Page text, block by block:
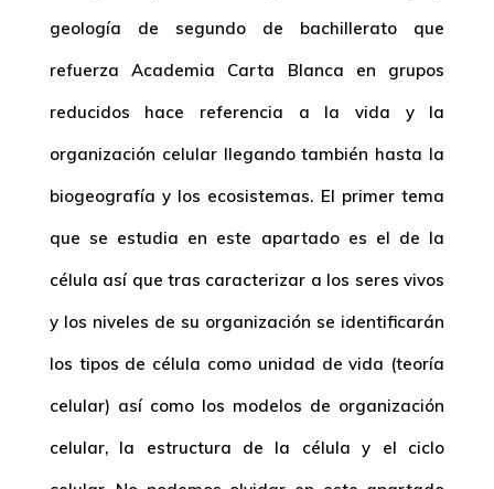
geología de segundo de bachillerato que
refuerza Academia Carta Blanca en grupos
reducidos hace referencia a la vida y la
organización celular llegando también hasta la
biogeografía y los ecosistemas. El primer tema
que se estudia en este apartado es el de la
célula así que tras caracterizar a los seres vivos
y los niveles de su organización se identificarán
los tipos de célula como unidad de vida (teoría
celular) así como los modelos de organización
celular, la estructura de la célula y el ciclo